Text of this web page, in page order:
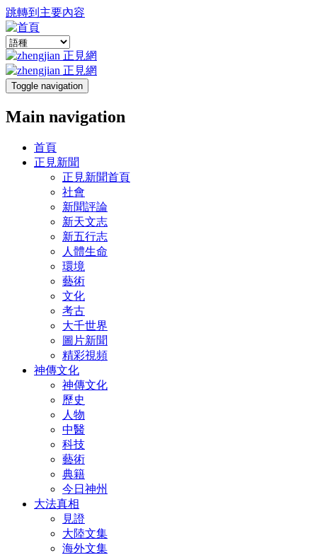
跳轉到主要內容
Toggle navigation
Main navigation
首頁
正見新聞
正見新聞首頁
社會
新聞評論
新天文志
新五行志
人體生命
環境
藝術
文化
考古
大千世界
圖片新聞
精彩視頻
神傳文化
神傳文化
歷史
人物
中醫
科技
藝術
典籍
今日神州
大法真相
見證
大陸文集
海外文集